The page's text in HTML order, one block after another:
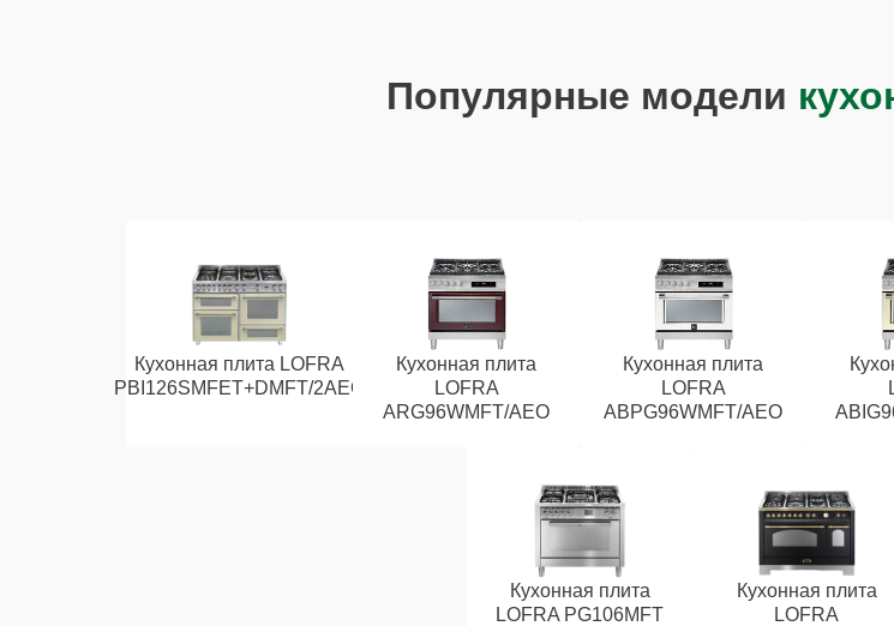
Популярные модели
Кухонная плита LOFRA
PBI126SMFET+DMFT/2AEO
Кухонная плита
LOFRA
ARG96WMFT/AEO
Кухонная плита
LOFRA
ABPG96WMFT/AEO
Кухонная плита
LOFRA PG106MFT
Кухонная плита
LOFRA